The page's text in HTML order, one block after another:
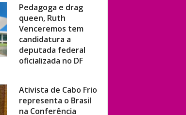
queen, Ruth
Venceremos tem
candidatura a
deputada federal
oficializada no DF
representa o Brasil
na Conferência
Mundial de Direitos